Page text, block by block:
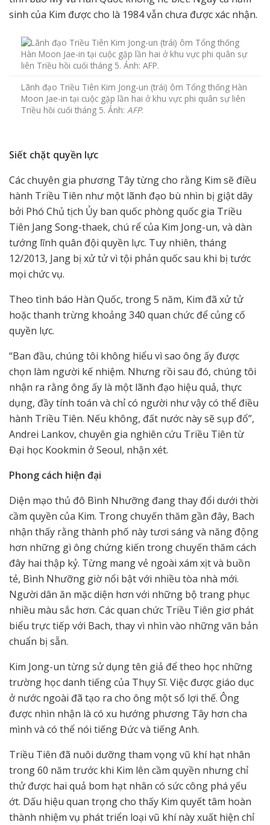
sinh của Kim được cho là 1984 vẫn chưa được xác nhận.
Lãnh đạo Triều Tiên Kim Jong-un (trái) ôm Tổng thống Hàn
Moon Jae-in tại cuộc gặp lần hai ở khu vực phi quân sự liên
Triều hồi cuối tháng 5. Ảnh: AFP.
Siết chặt quyền lực
Các chuyên gia phương Tây từng cho rằng Kim sẽ điều
hành Triều Tiên như một lãnh đạo bù nhìn bị giật dây
bởi Phó Chủ tịch Ủy ban quốc phòng quốc gia Triều
Tiên Jang Song-thaek, chú rể của Kim Jong-un, và dàn
tướng lĩnh quân đội quyền lực. Tuy nhiên, tháng
12/2013, Jang bị xử tử vì tội phản quốc sau khi bị tước
mọi chức vụ.
Theo tình báo Hàn Quốc, trong 5 năm, Kim đã xử tử
hoặc thanh trừng khoảng 340 quan chức để củng cố
quyền lực.
“Ban đầu, chúng tôi không hiểu vì sao ông ấy được
chọn làm người kế nhiệm. Nhưng rồi sau đó, chúng tôi
nhận ra rằng ông ấy là một lãnh đạo hiệu quả, thực
dụng, đầy tính toán và chỉ có người như vậy có thể điều
hành Triều Tiên. Nếu không, đất nước này sẽ sụp đổ”,
Andrei Lankov, chuyên gia nghiên cứu Triều Tiên từ
Đại học Kookmin ở Seoul, nhận xét.
Phong cách hiện đại
Diện mạo thủ đô Bình Nhưỡng đang thay đổi dưới thời
cầm quyền của Kim. Trong chuyến thăm gần đây, Bach
nhận thấy rằng thành phố này tươi sáng và năng động
hơn những gì ông chứng kiến trong chuyến thăm cách
đây hai thập kỷ. Từng mang vẻ ngoài xám xịt và buồn
tẻ, Bình Nhưỡng giờ nổi bật với nhiều tòa nhà mới.
Người dân ăn mặc diện hơn với những bộ trang phục
nhiều màu sắc hơn. Các quan chức Triều Tiên giơ phát
biểu trực tiếp với Bach, thay vì nhìn vào những văn bản
chuẩn bị sẵn.
Kim Jong-un từng sử dụng tên giả để theo học những
trường học danh tiếng của Thụy Sĩ. Việc được giáo dục
ở nước ngoài đã tạo ra cho ông một số lợi thế. Ông
được nhìn nhận là có xu hướng phương Tây hơn cha
mình và có thể nói tiếng Đức và tiếng Anh.
Triều Tiên đã nuôi dưỡng tham vọng vũ khí hạt nhân
trong 60 năm trước khi Kim lên cầm quyền nhưng chỉ
thử được hai quả bom hạt nhân có sức công phá yếu
ớt. Dấu hiệu quan trọng cho thấy Kim quyết tâm hoàn
thành nhiệm vụ phát triển loại vũ khí này xuất hiện chỉ